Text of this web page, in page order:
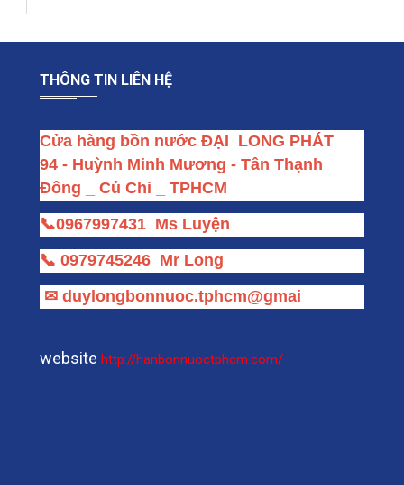
THÔNG TIN LIÊN HỆ
Cửa hàng bồn nước ĐẠI  LONG PHÁT
94 - Huỳnh Minh Mương - Tân Thạnh
Đông _ Củ Chi _ TPHCM
📞0967997431 Ms Luyện
📞 0979745246 Mr Long
✉ duylongbonnuoc.tphcm@gmai
website http://hanbonnuoctphcm.com/